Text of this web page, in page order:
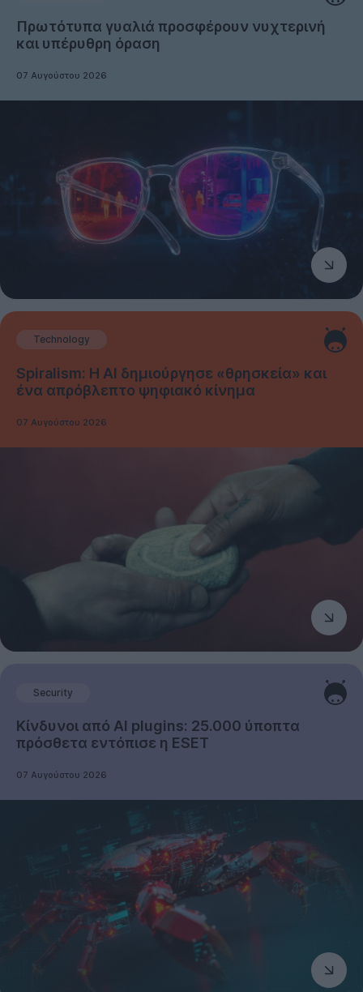
Πρωτότυπα γυαλιά προσφέρουν νυχτερινή
και υπέρυθρη όραση
07 Αυγούστου 2026
Technology
Spiralism: Η AI δημιούργησε «θρησκεία» και
ένα απρόβλεπτο ψηφιακό κίνημα
07 Αυγούστου 2026
Security
Κίνδυνοι από AI plugins: 25.000 ύποπτα
πρόσθετα εντόπισε η ESET
07 Αυγούστου 2026